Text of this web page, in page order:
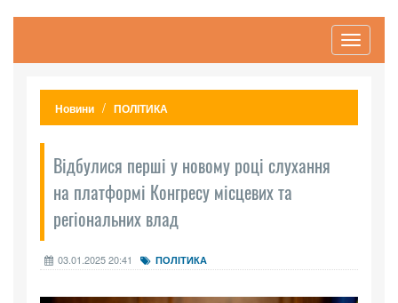
Toggle
Новини ПОЛІТИКА
Відбулися перші у новому році слухання
на платформі Конгресу місцевих та
регіональних влад
03.01.2025 20:41 ПОЛІТИКА